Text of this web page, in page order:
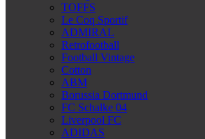
TOFFS
Le Coq Sportif
ADMIRAL
Retrofootball
Football Vintage
Cotton
ABM
Borussia Dortmund
FC Schalke 04
Liverpool FC
ADIDAS